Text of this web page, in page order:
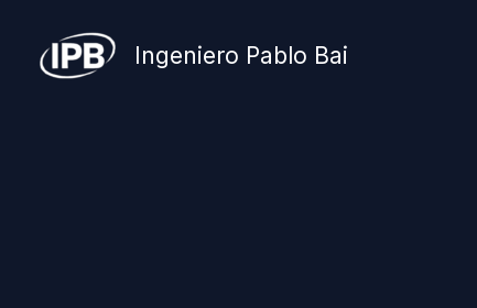
contenido
Ingeniero Pablo Bai